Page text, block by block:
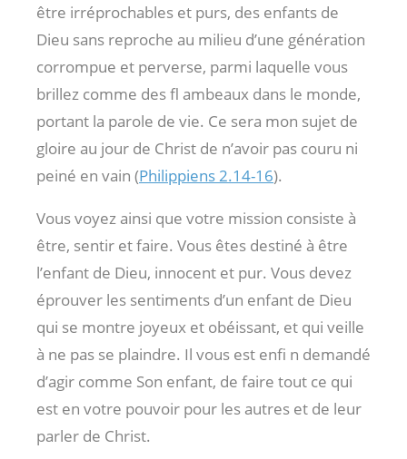
être irréprochables et purs, des enfants de
Dieu sans reproche au milieu d’une génération
corrompue et perverse, parmi laquelle vous
brillez comme des fl ambeaux dans le monde,
portant la parole de vie. Ce sera mon sujet de
gloire au jour de Christ de n’avoir pas couru ni
peiné en vain (Philippiens 2.14-16).
Vous voyez ainsi que votre mission consiste à
être, sentir et faire. Vous êtes destiné à être
l’enfant de Dieu, innocent et pur. Vous devez
éprouver les sentiments d’un enfant de Dieu
qui se montre joyeux et obéissant, et qui veille
à ne pas se plaindre. Il vous est enfi n demandé
d’agir comme Son enfant, de faire tout ce qui
est en votre pouvoir pour les autres et de leur
parler de Christ.